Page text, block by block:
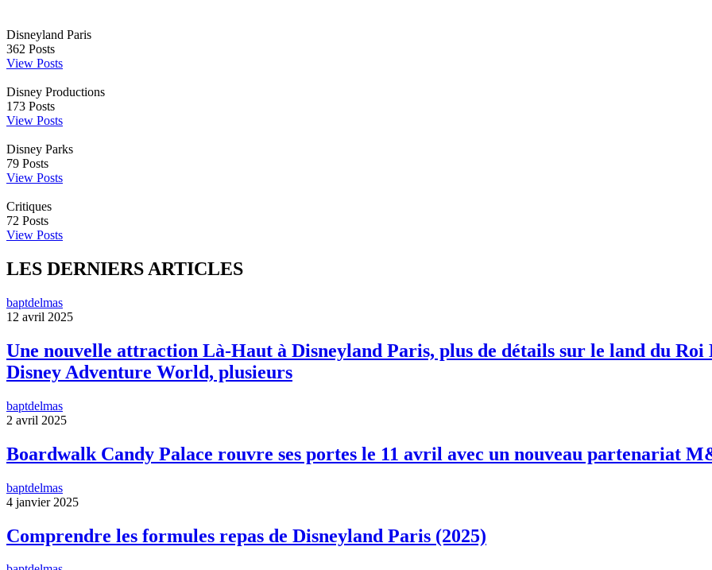
Disneyland Paris
362 Posts
View Posts
Disney Productions
173 Posts
View Posts
Disney Parks
79 Posts
View Posts
Critiques
72 Posts
View Posts
LES DERNIERS ARTICLES
baptdelmas
12 avril 2025
Une nouvelle attraction Là-Haut à Disneyland Paris, plus de détails sur le land du Roi
Disney Adventure World, plusieurs
baptdelmas
2 avril 2025
Boardwalk Candy Palace rouvre ses portes le 11 avril avec un nouveau partenariat
baptdelmas
4 janvier 2025
Comprendre les formules repas de Disneyland Paris (2025)